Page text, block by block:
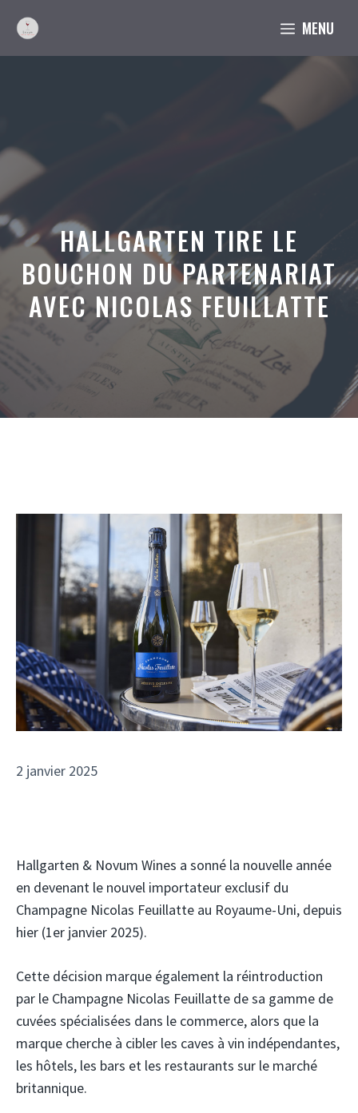
contenu
MENU
HALLGARTEN TIRE LE
BOUCHON DU PARTENARIAT
AVEC NICOLAS FEUILLATTE
2 janvier 2025
Hallgarten & Novum Wines a sonné la nouvelle année
en devenant le nouvel importateur exclusif du
Champagne Nicolas Feuillatte au Royaume-Uni, depuis
hier (1er janvier 2025).
Cette décision marque également la réintroduction
par le Champagne Nicolas Feuillatte de sa gamme de
cuvées spécialisées dans le commerce, alors que la
marque cherche à cibler les caves à vin indépendantes,
les hôtels, les bars et les restaurants sur le marché
britannique.